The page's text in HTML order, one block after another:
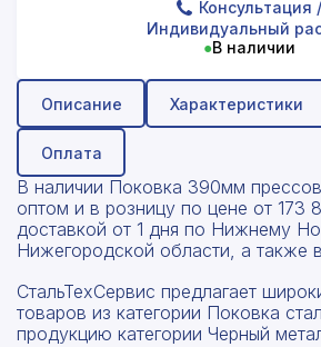
Консультация /
Индивидуальный
●В наличии
Описание Характеристики
Оплата
В наличии Поковка 390мм
оптом и в розницу по цене от 173
доставкой от 1 дня по Нижнему
Нижегородской области, а также
СтальТехСервис предлагает
товаров из категории Поковка
продукцию категории Черный